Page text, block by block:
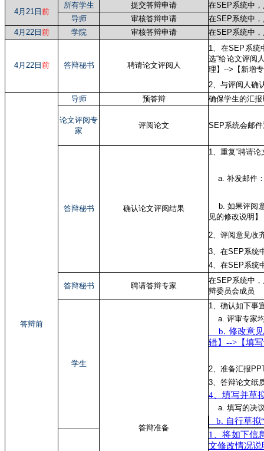
4月21日 前
所有学生 提交答辩申请
在SEP系统中
导师
审核答辩申请
在SEP系统中
4月22日 前 学院 审核答辩申请 在SEP系统中
4月22日 前 答辩秘书 聘请论文评阅人
1、在SEP系统
选“给论文评阅
理】-->【新增
2、与评阅人确
答辩前
导师 预答辩 确保学生的汇
论文评阅专
家
评阅论文 SEP系统会邮
答辩秘书 确认论文评阅结果
1、重复“聘请
a. 补发邮件：
b. 如果评阅意
见的修改说明
2、评阅意见收
3、在SEP系统
4、在SEP系统
答辩秘书 聘请答辩专家
在SEP系统中
辩委员会成员
学生
答辩准备
1、确认如下事
a. 评审专家均
b. 修改意见
辑】-->【填
2、准备汇报
3、答辩论文纸
4、填写并草
a. 填写的决议
b. 自行草拟
1、将如下信
文修改情况